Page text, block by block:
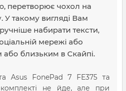
перетворює чохол на
У такому вигляді Вам
набирати тексти,
мережі або
або близьким в Скайпі.
Asus FonePad 7 FE375 та
не йде, але при